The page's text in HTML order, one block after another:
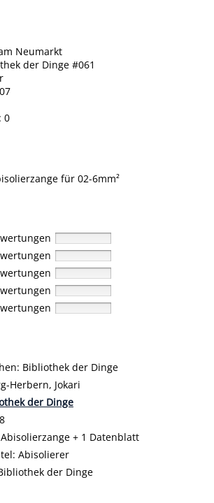
Neumarkt
der Dinge #061
0
für 02-6mm²
Verfasser
Bibliothek der Dinge
Herbern, Jokari
Tab öffnen
nach dieser Systematik
der Dinge
Interessenskreis
+ 1 Datenblatt
Beteiligten Person
Abisolierer
der Dinge